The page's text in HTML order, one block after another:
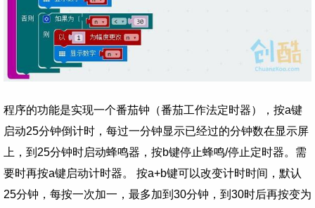
程序的功能是实现一个番茄钟（番茄工作法定时器），按a键
启动25分钟倒计时，每过一分钟显示已经过的分钟数在显示屏
上，到25分钟时启动蜂鸣器，按b键停止蜂鸣/停止定时器。需
要时再按a键启动计时器。 按a+b键可以改变计时时间，默认
25分钟，每按一次加一，最多加到30分钟，到30时后再按变为